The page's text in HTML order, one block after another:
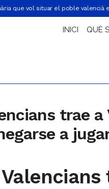
que vol situar el poble valencià
INICI QUÈ
trae
a